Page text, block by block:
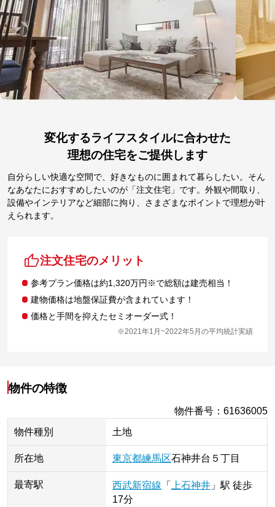
変化するライフスタイルに合わせた
理想の住宅をご提供します
自分らしい快適な空間で、好きなものに囲まれて暮らしたい。そん
なあなたにおすすめしたいのが「注文住宅」です。外観や間取り、
設備やインテリアなど細部に拘り、さまざまなポイントで理想が叶
えられます。
注文住宅のメリット
参考プラン価格は約1,320万円※で総額は建売相当！
建物価格は地盤保証費が含まれています！
価格と手間を抑えたセミオーダー式！
※2021年1月~2022年5月の平均統計実績
物件の特徴
物件番号 ：61636005
物件種別
土地
所在地 東京都練馬区石神井台 ５丁目
最寄駅 西武新宿線 「 上石神井」 駅 徒歩
17分